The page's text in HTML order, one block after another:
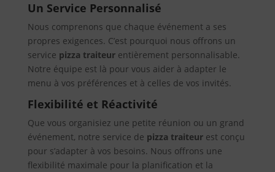
Un Service Personnalisé
Nous comprenons que chaque événement a ses
propres exigences. C’est pourquoi nous offrons un
service pizza traiteurentièrement personnalisable.
Notre équipe est là pour vous aider à adapter le
menu à vos préférences et à celles de vos invités.
Flexibilité et Réactivité
Que vous organisiez une petite réunion ou un grand
événement, notre service de pizza traiteurest conçu
pour s’adapter à vos besoins. Nous offrons une
flexibilité maximale pour la planification et la